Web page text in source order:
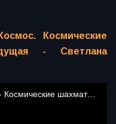
Космические
- Светлана